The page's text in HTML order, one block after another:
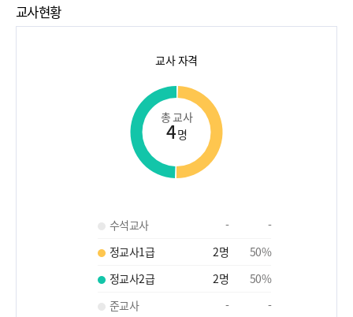
교사현황
교사 자격
총 교사
4명
수석교사 -
-
정교사1급
2명 50%
정교사2급
2명 50%
준교사
-
-